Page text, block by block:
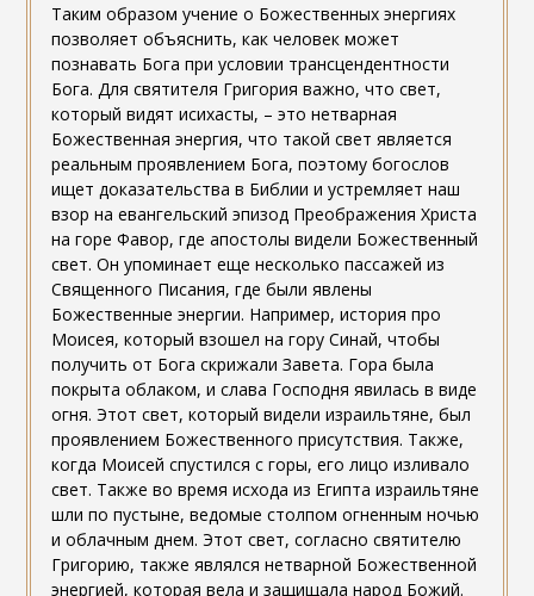
Таким образом учение о Божественных энергиях
позволяет объяснить, как человек может
познавать Бога при условии трансцендентности
Бога. Для святителя Григория важно, что свет,
который видят исихасты, – это нетварная
Божественная энергия, что такой свет является
реальным проявлением Бога, поэтому богослов
ищет доказательства в Библии и устремляет наш
взор на евангельский эпизод Преображения Христа
на горе Фавор, где апостолы видели Божественный
свет. Он упоминает еще несколько пассажей из
Священного Писания, где были явлены
Божественные энергии. Например, история про
Моисея, который взошел на гору Синай, чтобы
получить от Бога скрижали Завета. Гора была
покрыта облаком, и слава Господня явилась в виде
огня. Этот свет, который видели израильтяне, был
проявлением Божественного присутствия. Также,
когда Моисей спустился с горы, его лицо изливало
свет. Также во время исхода из Египта израильтяне
шли по пустыне, ведомые столпом огненным ночью
и облачным днем. Этот свет, согласно святителю
Григорию, также являлся нетварной Божественной
энергией, которая вела и защищала народ Божий.